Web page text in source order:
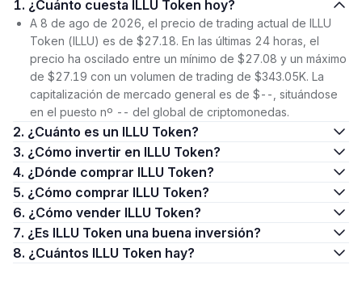
1. ¿Cuánto cuesta ILLU Token hoy?
A 8 de ago de 2026, el precio de trading actual de ILLU
Token (ILLU) es de $27.18. En las últimas 24 horas, el
precio ha oscilado entre un mínimo de $27.08 y un máximo
de $27.19 con un volumen de trading de $343.05K. La
capitalización de mercado general es de $--, situándose
en el puesto nº -- del global de criptomonedas.
2. ¿Cuánto es un ILLU Token?
3. ¿Cómo invertir en ILLU Token?
4. ¿Dónde comprar ILLU Token?
5. ¿Cómo comprar ILLU Token?
6. ¿Cómo vender ILLU Token?
7. ¿Es ILLU Token una buena inversión?
8. ¿Cuántos ILLU Token hay?